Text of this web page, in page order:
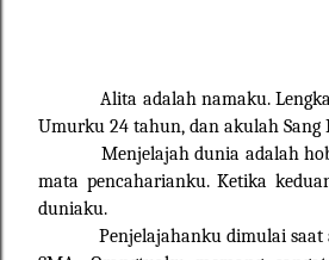
Alita adalah namaku.
Umurku 24 tahun, dan akulah Sang
Menjelajah dunia adalah
mata pencaharianku. Ketika
duniaku.
Penjelajahanku dimulai saat